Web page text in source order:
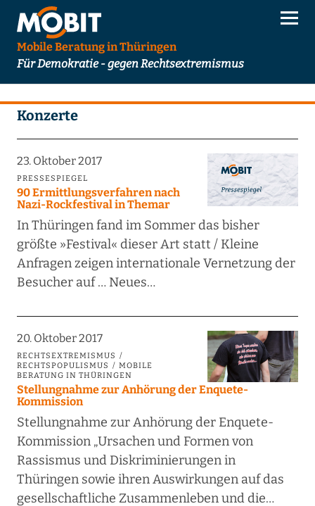
Mobile Beratung in Thüringen
Für Demokratie - gegen Rechtsextremismus
Konzerte
23. Oktober 2017
PRESSESPIEGEL
90 Ermittlungsverfahren nach
Nazi-Rockfestival in Themar
In Thüringen fand im Sommer das bisher
größte »Festival« dieser Art statt / Kleine
Anfragen zeigen internationale Vernetzung der
Besucher auf … Neues…
20. Oktober 2017
RECHTSEXTREMISMUS
RECHTSPOPULISMUS
MOBILE
BERATUNG IN THÜRINGEN
Stellungnahme zur Anhörung der Enquete-
Kommission
Stellungnahme zur Anhörung der Enquete-
Kommission „Ursachen und Formen von
Rassismus und Diskriminierungen in
Thüringen sowie ihren Auswirkungen auf das
gesellschaftliche Zusammenleben und die…